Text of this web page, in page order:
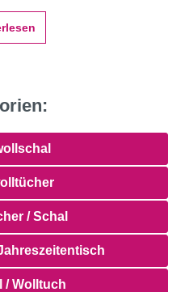
/ Schal
/ Wolltuch